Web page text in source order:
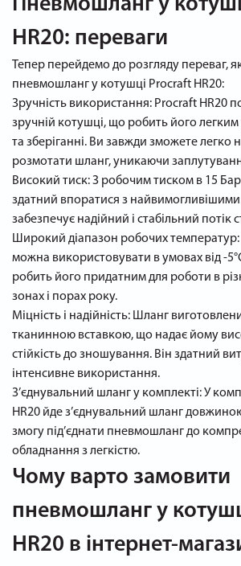
Пневмошланг у
HR20: переваги
Тепер перейдемо до розгляду переваг,
пневмошланг у котушці Procraft HR20:
Зручність використання: Procraft HR20
зручній котушці, що робить його легким
та зберіганні. Ви завжди зможете легко
розмотати шланг, уникаючи
Високий тиск: З робочим тиском в 15
здатний впоратися з
забезпечує надійний і стабільний потік
Широкий діапазон робочих температур:
можна використовувати в умовах від -
робить його придатним для роботи в
зонах і порах року.
Міцність і надійність: Шланг
тканинною вставкою, що надає йому
стійкість до зношування. Він здатний
інтенсивне використання.
З’єднувальний шланг у комплекті: У
HR20 йде з’єднувальний шланг
змогу під’єднати пневмошланг до
обладнання з легкістю.
Чому варто замовити
пневмошланг у
HR20 в інтернет-